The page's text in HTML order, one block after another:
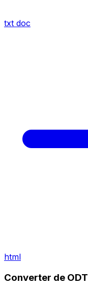
txt doc
html
Converter de ODT